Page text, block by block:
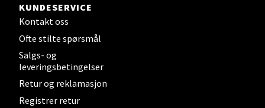
KUNDESERVICE
Kontakt oss
Ofte stilte spørsmål
Salgs- og
leveringsbetingelser
Retur og reklamasjon
Registrer retur
Torget 1, 6413 Molde